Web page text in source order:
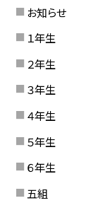
お知らせ
１年生
２年生
３年生
４年生
５年生
６年生
五組